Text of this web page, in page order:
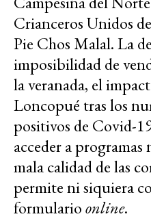
Crianceros Unidos
Pie Chos Malal. La
imposibilidad de
la veranada, el
Loncopué tras los
positivos de Covid-
acceder a
mala calidad de las
permite ni siquiera
formularioonline.